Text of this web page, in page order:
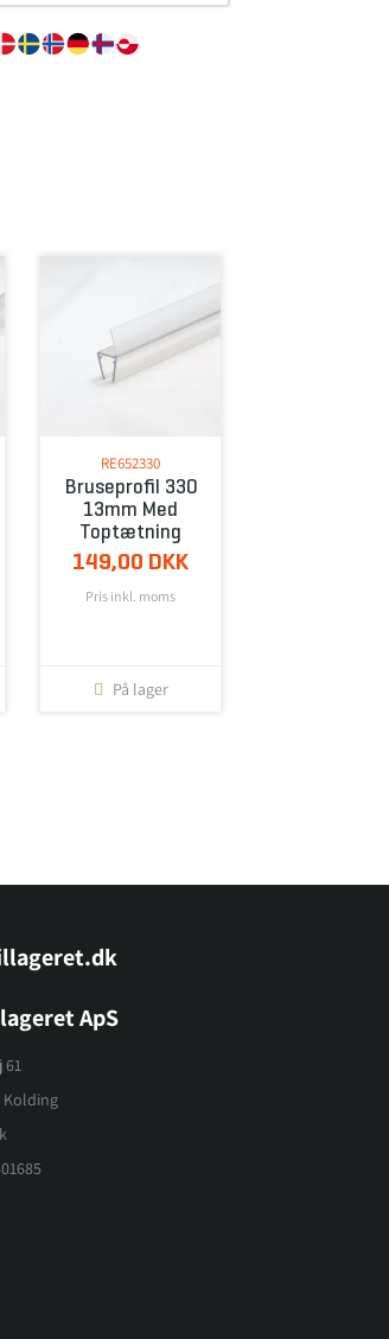
RE652330
Bruseprofil 330
13mm Med
Toptætning
149,00 DKK
Pris inkl. moms
På lager
ApS
61
Kolding